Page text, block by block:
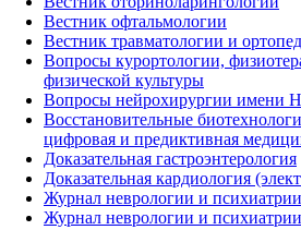
Вестник офтальмологии
Вестник травматологии и
Вопросы курортологии,
физической культуры
Вопросы нейрохирургии имени
Восстановительные
цифровая и предиктивная
Доказательная гастроэнтерология
Доказательная кардиология
Журнал неврологии и
Журнал неврологии и